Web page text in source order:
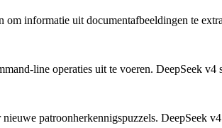
om informatie uit documentafbeeldingen te
line operaties uit te voeren. DeepSeek v4
patroonherkennigspuzzels. DeepSeek